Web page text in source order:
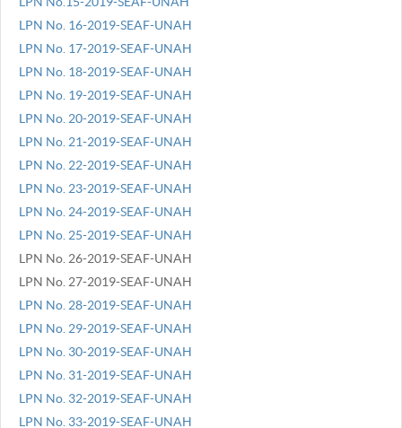
LPN No. 16-2019-SEAF-UNAH
LPN No. 17-2019-SEAF-UNAH
LPN No. 18-2019-SEAF-UNAH
LPN No. 19-2019-SEAF-UNAH
LPN No. 20-2019-SEAF-UNAH
LPN No. 21-2019-SEAF-UNAH
LPN No. 22-2019-SEAF-UNAH
LPN No. 23-2019-SEAF-UNAH
LPN No. 24-2019-SEAF-UNAH
LPN No. 25-2019-SEAF-UNAH
LPN No. 26-2019-SEAF-UNAH
LPN No. 27-2019-SEAF-UNAH
LPN No. 28-2019-SEAF-UNAH
LPN No. 29-2019-SEAF-UNAH
LPN No. 30-2019-SEAF-UNAH
LPN No. 31-2019-SEAF-UNAH
LPN No. 32-2019-SEAF-UNAH
LPN No. 33-2019-SEAF-UNAH